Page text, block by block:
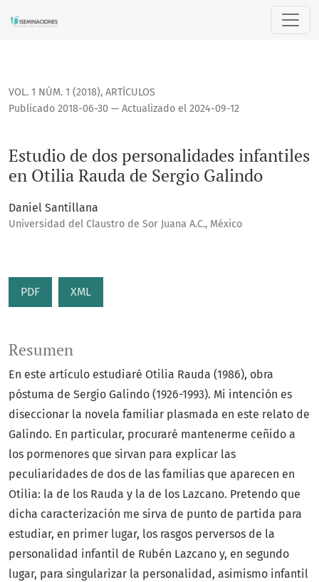
Estudio de dos personalidades infantiles en Otilia Rauda
VOL. 1 NÚM. 1 (2018), ARTÍCULOS
Estudio de dos personalidades infantiles
en Otilia Rauda de Sergio Galindo
Publicado 2018-06-30 — Actualizado el 2024-09-12
Daniel Santillana
Universidad del Claustro de Sor Juana A.C., México
PDF XML
Resumen
En este artículo estudiaré Otilia Rauda (1986), obra
póstuma de Sergio Galindo (1926-1993). Mi intención es
diseccionar la novela familiar plasmada en este relato de
Galindo. En particular, procuraré mantenerme ceñido a
los pormenores que sirvan para explicar las
peculiaridades de dos de las familias que aparecen en
Otilia: la de los Rauda y la de los Lazcano. Pretendo que
dicha caracterización me sirva de punto de partida para
estudiar, en primer lugar, los rasgos perversos de la
personalidad infantil de Rubén Lazcano y, en segundo
lugar, para singularizar la personalidad, asimismo infantil